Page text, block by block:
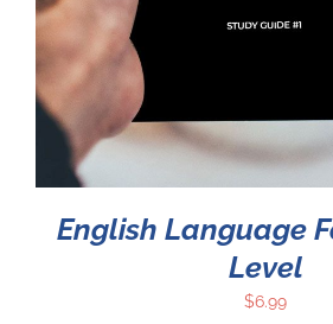
English Language
Level
$6.99